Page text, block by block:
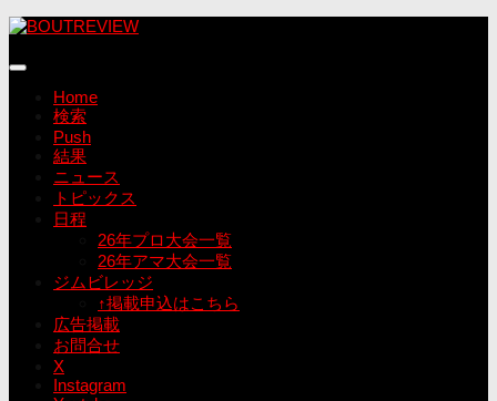
コ
テ
Home
検索
Push
結果
ニュース
トピックス
日程
26年プロ大会一覧
26年アマ大会一覧
ジムビレッジ
↑掲載申込はこちら
広告掲載
お問合せ
X
Instagram